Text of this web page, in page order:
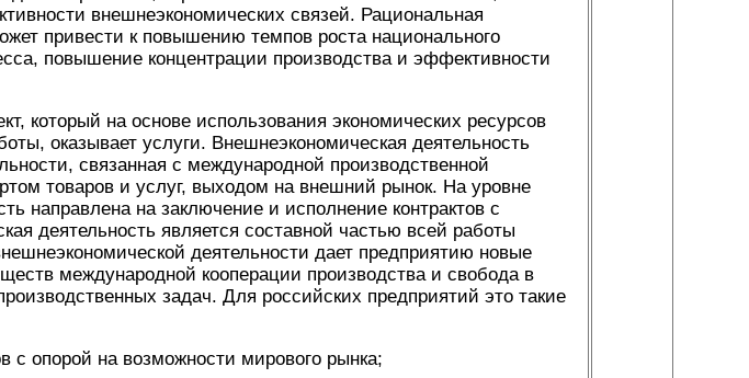
внешнеэкономических связей. Рациональная
привести к повышению темпов роста национального
повышение концентрации производства и эффективности
который на основе использования экономических ресурсов
оказывает услуги. Внешнеэкономическая деятельность
связанная с международной производственной
товаров и услуг, выходом на внешний рынок. На уровне
направлена на заключение и исполнение контрактов с
деятельность является составной частью всей работы
деятельности дает предприятию новые
международной кооперации производства и свобода в
задач. Для российских предприятий это такие
с опорой на возможности мирового рынка;